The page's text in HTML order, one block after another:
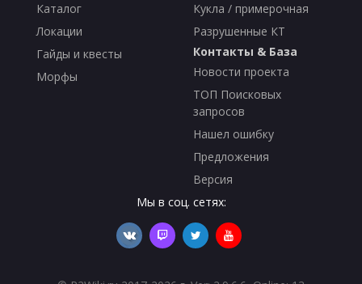
Каталог
Локации
Гайды и квесты
Морфы
Кукла / примерочная
Разрушенные КТ
Контакты & База
Новости проекта
ТОП Поисковых
запросов
Нашел ошибку
Предложения
Версия
Мы в соц. сетях: